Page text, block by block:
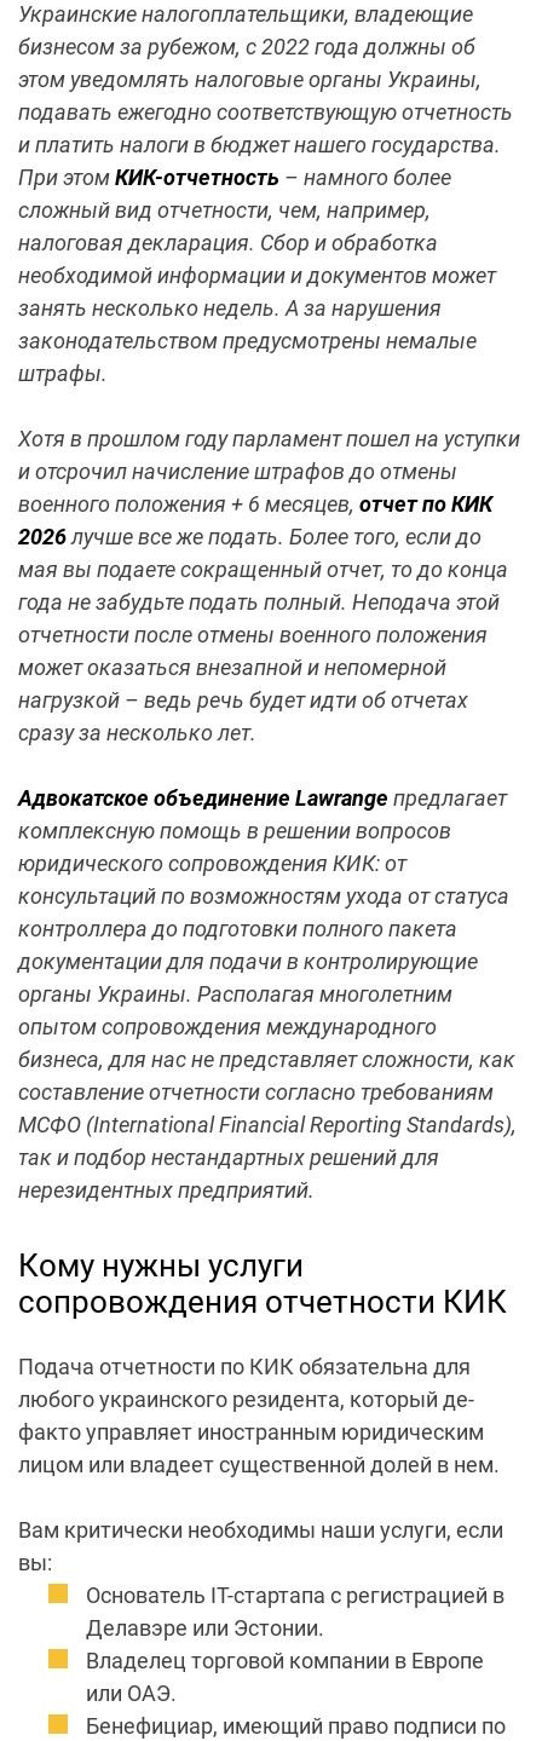
Украинские налогоплательщики, владеющие
бизнесом за рубежом, с 2022 года должны об
этом уведомлять налоговые органы Украины,
подавать ежегодно соответствующую отчетность
и платить налоги в бюджет нашего государства.
При этомКИК-отчетность – намного более
сложный вид отчетности, чем, например,
налоговая декларация. Сбор и обработка
необходимой информации и документов может
занять несколько недель. А за нарушения
законодательством предусмотрены немалые
штрафы.
Хотя в прошлом году парламент пошел на уступки
и отсрочил начисление штрафов до отмены
военного положения + 6 месяцев, отчет по КИК
2026лучше все же подать. Более того, если до
мая вы подаете сокращенный отчет, то до конца
года не забудьте подать полный. Неподача этой
отчетности после отмены военного положения
может оказаться внезапной и непомерной
нагрузкой – ведь речь будет идти об отчетах
сразу за несколько лет.
Адвокатское объединение Lawrange предлагает
комплексную помощь в решении вопросов
юридического сопровождения КИК: от
консультаций по возможностям ухода от статуса
контроллера до подготовки полного пакета
документации для подачи в контролирующие
органы Украины. Располагая многолетним
опытом сопровождения международного
бизнеса, для нас не представляет сложности, как
составление отчетности согласно требованиям
МСФО (International Financial Reporting Standards),
так и подбор нестандартных решений для
нерезидентных предприятий.
Кому нужны услуги
сопровождения отчетности КИК
Подача отчетности по КИК обязательна для
любого украинского резидента, который де-
факто управляет иностранным юридическим
лицом или владеет существенной долей в нем.
Вам критически необходимы наши услуги, если
вы:
Основатель IT-стартапа с регистрацией в
Делавэре или Эстонии.
Владелец торговой компании в Европе
или ОАЭ.
Бенефициар, имеющий право подписи по